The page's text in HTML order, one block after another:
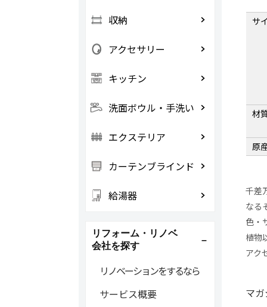
サ
材
原
千差
なる
色・
植物
アク
マ
収納
アクセサリー
キッチン
洗面ボウル・手洗い
エクステリア
カーテンブラインド
給湯器
リフォーム・リノベ
会社を探す
リノベーションをするなら
サービス概要